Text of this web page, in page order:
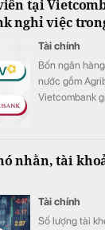
tại
nghỉ việc
Tài chính
Bốn ngân
nước gồm
Vietcombank
nhằn, tài
Tài chính
Số lượng tài